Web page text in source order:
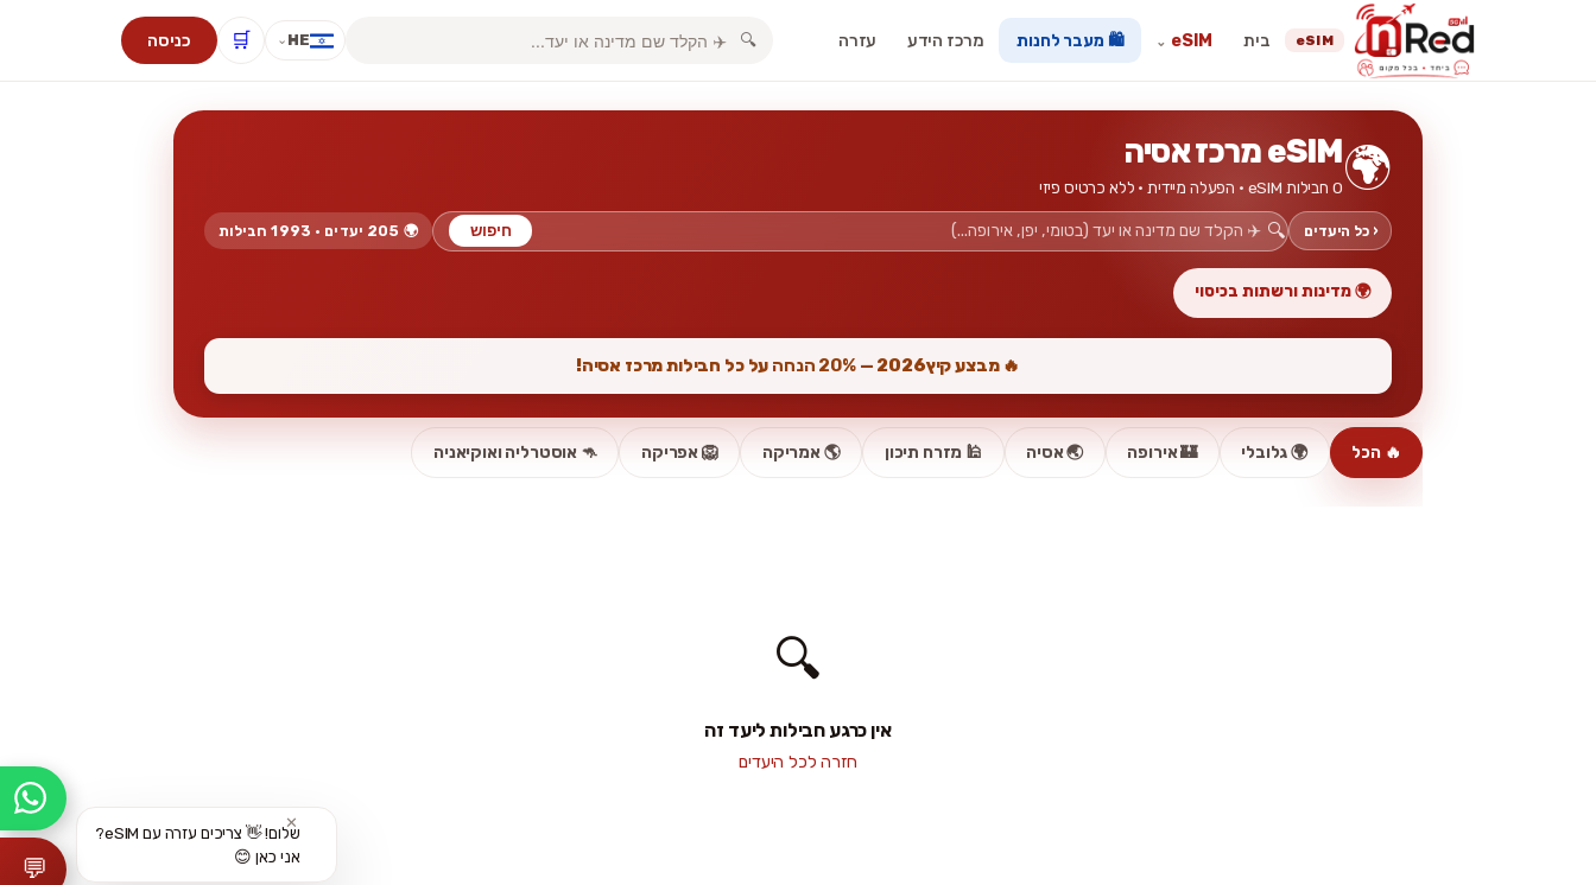
eSIM בית eSIM
⌄ 🛍️ מעבר לחנות מרכז הידע עזרה 🔍
HE
⌄
🛒 כניסה
🌍eSIM מרכז אסיה
0 חבילות eSIM · הפעלה מיידית · ללא כרטיס פיזי
‹ כל היעדים 🔍 חיפוש 🌍 205 יעדים · 1993 חבילות
🌍 מדינות ורשתות בכיסוי
🔥 מבצע קיץ2026 — 20% הנחה על כל חבילות מרכז אסיה!
🔥 הכל 🌍 גלובלי 🏰 אירופה 🌏 אסיה 🕌 מזרח תיכון 🌎 אמריקה 🦁 אפריקה 🦘 אוסטרליה ואוקיאניה
🔍
אין כרגע חבילות ליעד זה
חזרה לכל היעדים
💬
✕
שלום! 👋 צריכים עזרה עם eSIM?
אני כאן 😊